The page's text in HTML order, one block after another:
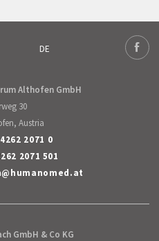
DE
Deutsch
Althofen GmbH
30
Austria
2071 0
2071 501
@humanomed.at
GmbH & Co KG